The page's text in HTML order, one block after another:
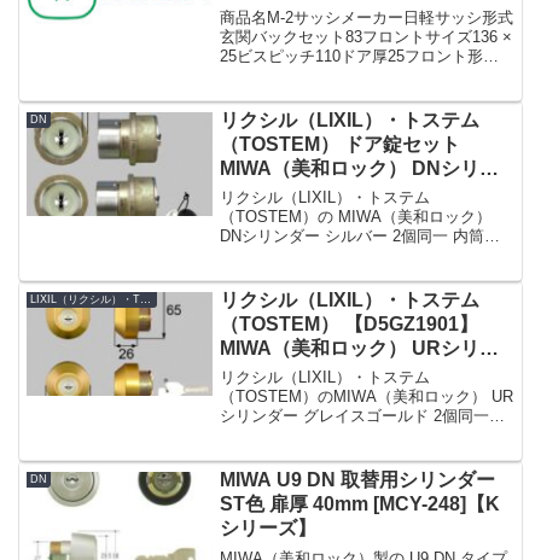
HMSP
商品名M-2サッシメーカー日軽サッシ形式
玄関バックセット83フロントサイズ136 ×
25ビスピッチ110ドア厚25フロント形状
とめ一覧表【M】
DN
リクシル（LIXIL）・トステム
（TOSTEM） ドア錠セット
MIWA（美和ロック） DNシリン
ダー 玄関ドア用 シルバー 2個同
一 内筒のみ[D14Z8011]
リクシル（LIXIL）・トステム
（TOSTEM）の MIWA（美和ロック）
DNシリンダー シルバー 2個同一 内筒の
シルバーセット内容本体×2、キー×...
LIXIL（リクシル）・TOSTEM（トステム）
リクシル（LIXIL）・トステム
（TOSTEM） 【D5GZ1901】
MIWA（美和ロック） URシリン
ダー 玄関ドア用 グレイスゴール
ド 2個同一
リクシル（LIXIL）・トステム
（TOSTEM）のMIWA（美和ロック） UR
シリンダー グレイスゴールド 2個同一
色グレイスゴールド(鍵穴上部のロゴマー
ク...
DN
MIWA U9 DN 取替用シリンダー
ST色 扉厚 40mm [MCY-248]【K
シリーズ】